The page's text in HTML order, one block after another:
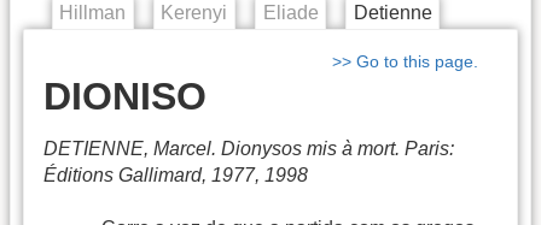
Hillman Kerenyi Eliade Detienne
>> Go to this page.
DIONISO
DETIENNE, Marcel. Dionysos mis à mort. Paris:
Éditions Gallimard, 1977, 1998